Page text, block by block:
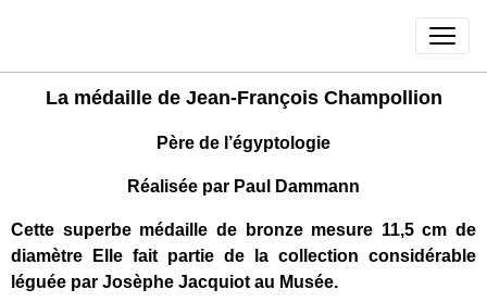
La médaille de Jean-François Champollion
Père de l’égyptologie
Réalisée par Paul Dammann
Cette superbe médaille de bronze mesure 11,5 cm de
diamètre Elle fait partie de la collection considérable
léguée par Josèphe Jacquiot au Musée.